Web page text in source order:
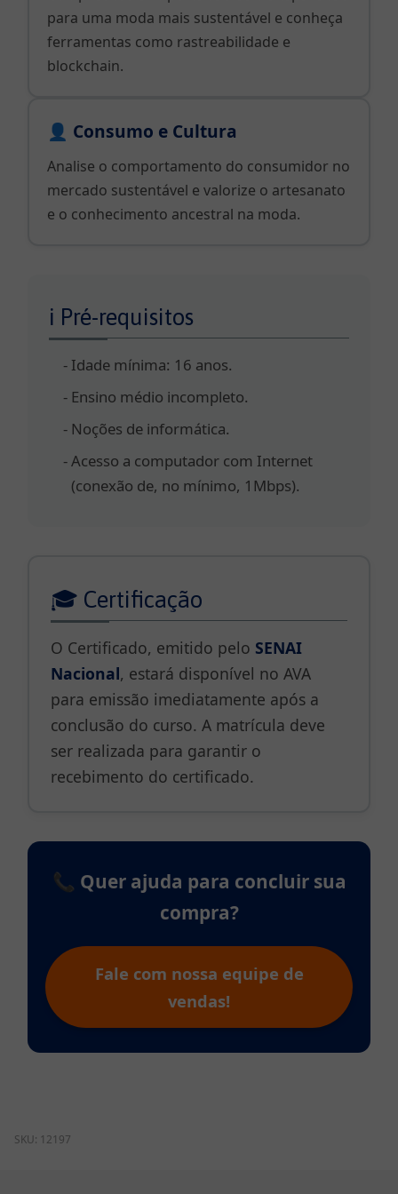
para uma moda mais sustentável e conheça
ferramentas como rastreabilidade e
blockchain.
👤 Consumo e Cultura
Analise o comportamento do consumidor no
mercado sustentável e valorize o artesanato
e o conhecimento ancestral na moda.
ℹ Pré-requisitos
Idade mínima: 16 anos.
Ensino médio incompleto.
Noções de informática.
Acesso a computador com Internet
(conexão de, no mínimo, 1Mbps).
🎓 Certificação
O Certificado, emitido pelo SENAI
Nacional, estará disponível no AVA
para emissão imediatamente após a
conclusão do curso. A matrícula deve
ser realizada para garantir o
recebimento do certificado.
📞 Quer ajuda para concluir sua
compra?
Fale com nossa equipe de
vendas!
SKU: 12197